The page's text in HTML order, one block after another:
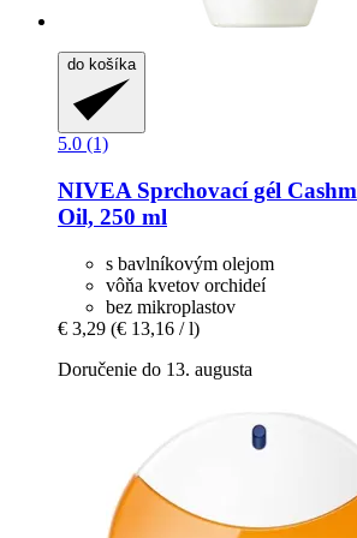
do košíka
5.0 (1)
NIVEA Sprchovací gél
Oil, 250 ml
s bavlníkovým olejom
vôňa kvetov orchideí
bez mikroplastov
€ 3,29 (€ 13,16 / l)
Doručenie do 13. augusta